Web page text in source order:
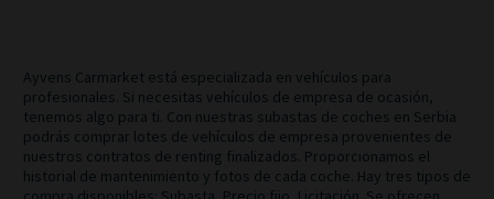
Ayvens Carmarket está especializada en vehículos para
profesionales. Si necesitas vehículos de empresa de ocasión,
tenemos algo para ti. Con nuestras subastas de coches en Serbia
podrás comprar lotes de vehículos de empresa provenientes de
nuestros contratos de renting finalizados. Proporcionamos el
historial de mantenimiento y fotos de cada coche. Hay tres tipos de